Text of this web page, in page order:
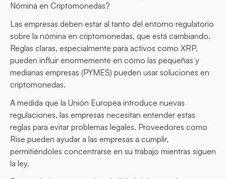
Nómina en Criptomonedas?
Las empresas deben estar al tanto del entorno regulatorio
sobre la nómina en criptomonedas, que está cambiando.
Reglas claras, especialmente para activos como XRP,
pueden influir enormemente en cómo las pequeñas y
medianas empresas (PYMES) pueden usar soluciones en
criptomonedas.
A medida que la Unión Europea introduce nuevas
regulaciones, las empresas necesitan entender estas
reglas para evitar problemas legales. Proveedores como
Rise pueden ayudar a las empresas a cumplir,
permitiéndoles concentrarse en su trabajo mientras siguen
la ley.